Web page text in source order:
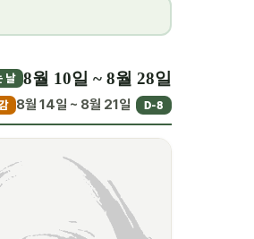
날 8월 10일 ~ 8월 28일
8월 14일 ~ 8월 21일 D-8